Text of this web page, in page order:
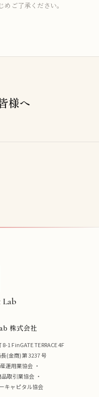
ご了承ください。
様へ
Lab
株式会社
1 FinGATE TERRACE 4F
(金商)第 3237 号
運用業協会 ・
取引業協会 ・
キャピタル協会